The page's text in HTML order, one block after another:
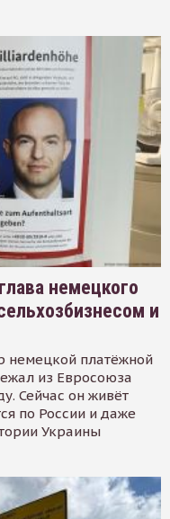
немецкого
и
немецкой платёжной
из Евросоюза
Сейчас он живёт
по России и даже
Украины